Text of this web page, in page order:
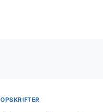
OPSKRIFTER